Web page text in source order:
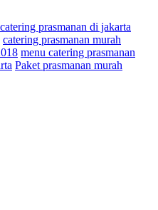
catering prasmanan di jakarta
catering prasmanan murah
menu catering prasmanan
Paket prasmanan murah